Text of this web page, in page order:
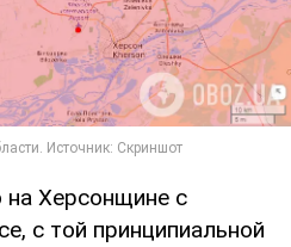
на Херсонщине с
с той принципиальной